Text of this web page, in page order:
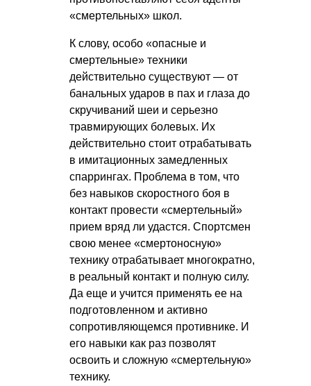
«смертельных» школ.
К слову, особо «опасные и
смертельные» техники
действительно существуют — от
банальных ударов в пах и глаза до
скручиваний шеи и серьезно
травмирующих болевых. Их
действительно стоит отрабатывать
в имитационных замедленных
спаррингах. Проблема в том, что
без навыков скоростного боя в
контакт провести «смертельный»
прием вряд ли удастся. Спортсмен
свою менее «смертоносную»
технику отрабатывает многократно,
в реальный контакт и полную силу.
Да еще и учится применять ее на
подготовленном и активно
сопротивляющемся противнике. И
его навыки как раз позволят
освоить и сложную «смертельную»
технику.